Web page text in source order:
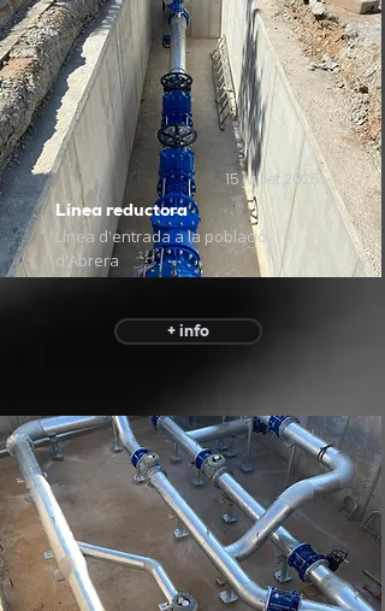
15 juillet 2025
Línea reductora
Línea d'entrada a la població
d'Abrera
+ info